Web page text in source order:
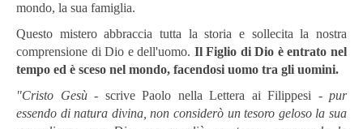
mondo, la sua famiglia.
Questo mistero abbraccia tutta la storia e sollecita la nostra
comprensione di Dio e dell'uomo. Il Figlio di Dio è entrato nel
tempo ed è sceso nel mondo, facendosi uomo tra gli uomini.
"Cristo Gesù- scrive Paolo nella Lettera ai Filippesi - pur
essendo di natura divina, non considerò un tesoro geloso la sua